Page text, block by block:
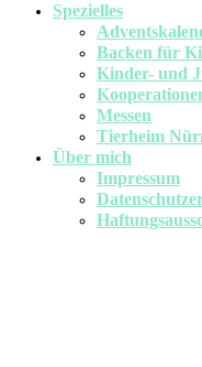
Spezielles
Backen für
Kinder- und
Messen
Tierheim
Über mich
Impressum